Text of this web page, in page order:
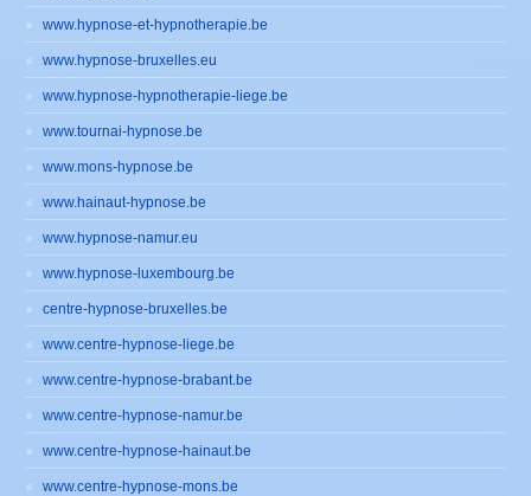
www.hypnose-et-hypnotherapie.be
www.hypnose-bruxelles.eu
www.hypnose-hypnotherapie-liege.be
www.tournai-hypnose.be
www.mons-hypnose.be
www.hainaut-hypnose.be
www.hypnose-namur.eu
www.hypnose-luxembourg.be
centre-hypnose-bruxelles.be
www.centre-hypnose-liege.be
www.centre-hypnose-brabant.be
www.centre-hypnose-namur.be
www.centre-hypnose-hainaut.be
www.centre-hypnose-mons.be